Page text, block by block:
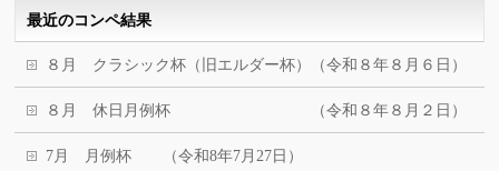
最近のコンペ結果
８月 クラシック杯（旧エルダー杯）（令和８年８月６日）
８月 休日月例杯 （令和８年８月２日）
7月 月例杯 （令和8年7月27日）